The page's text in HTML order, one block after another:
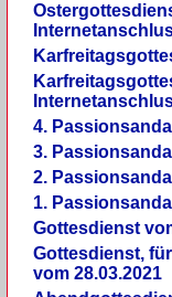
4.
3.
2.
1.
Gottesdienst
Gottesdienst,
vom 28.03.2021